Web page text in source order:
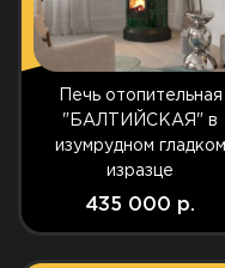
Печь отопительная
"БАЛТИЙСКАЯ" в
изумрудном гладком
изразце
435 000 р.